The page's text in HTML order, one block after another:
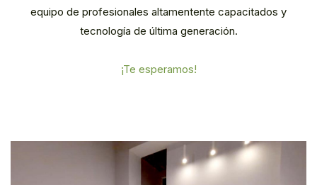
equipo de profesionales altamentente capacitados y
tecnología de última generación.
¡Te esperamos!